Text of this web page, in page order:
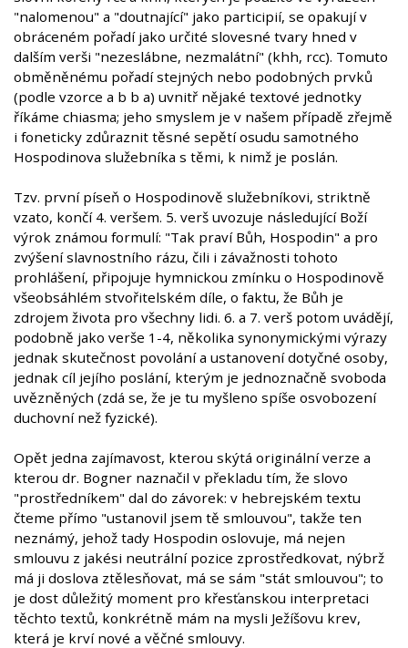
"nalomenou" a "doutnající" jako participií, se opakují v
obráceném pořadí jako určité slovesné tvary hned v
dalším verši "nezeslábne, nezmalátní" (khh, rcc). Tomuto
obměněnému pořadí stejných nebo podobných prvků
(podle vzorce a b b a) uvnitř nějaké textové jednotky
říkáme chiasma; jeho smyslem je v našem případě zřejmě
i foneticky zdůraznit těsné sepětí osudu samotného
Hospodinova služebníka s těmi, k nimž je poslán.
Tzv. první píseň o Hospodinově služebníkovi, striktně
vzato, končí 4. veršem. 5. verš uvozuje následující Boží
výrok známou formulí: "Tak praví Bůh, Hospodin" a pro
zvýšení slavnostního rázu, čili i závažnosti tohoto
prohlášení, připojuje hymnickou zmínku o Hospodinově
všeobsáhlém stvořitelském díle, o faktu, že Bůh je
zdrojem života pro všechny lidi. 6. a 7. verš potom uvádějí,
podobně jako verše 1-4, několika synonymickými výrazy
jednak skutečnost povolání a ustanovení dotyčné osoby,
jednak cíl jejího poslání, kterým je jednoznačně svoboda
uvězněných (zdá se, že je tu myšleno spíše osvobození
duchovní než fyzické).
Opět jedna zajímavost, kterou skýtá originální verze a
kterou dr. Bogner naznačil v překladu tím, že slovo
"prostředníkem" dal do závorek: v hebrejském textu
čteme přímo "ustanovil jsem tě smlouvou", takže ten
neznámý, jehož tady Hospodin oslovuje, má nejen
smlouvu z jakési neutrální pozice zprostředkovat, nýbrž
má ji doslova ztělesňovat, má se sám "stát smlouvou"; to
je dost důležitý moment pro křesťanskou interpretaci
těchto textů, konkrétně mám na mysli Ježíšovu krev,
která je krví nové a věčné smlouvy.